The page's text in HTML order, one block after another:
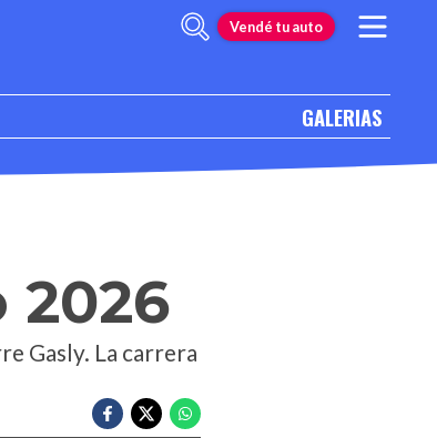
Vendé tu auto
GALERIAS
2026
Gasly. La carrera